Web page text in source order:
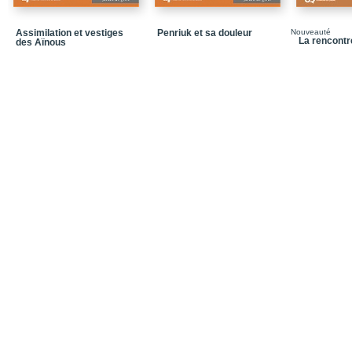
Le temps qu’il fait
Écorégions frontalières
Assimilation et vestiges
des Aïnous
Penriuk et sa douleur Nouveauté
La